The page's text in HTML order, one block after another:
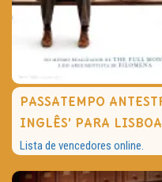
PASSATEMPO
INGLÊS’ PARA
Lista de vencedores online.